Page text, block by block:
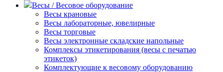
Весы / Весовое оборудование
Весы крановые
Весы лабораторные, ювелирные
Весы торговые
Весы электронные складские напольные
Комплексы этикетирования (весы с печатью
этикеток)
Комплектующие к весовому оборудованию